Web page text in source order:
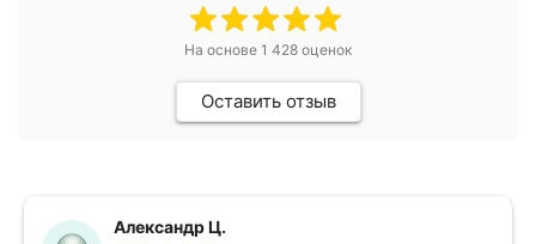
На основе 1 428 оценок
Оставить отзыв
Александр Ц.